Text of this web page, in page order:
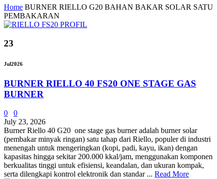
Home BURNER RIELLO G20 BAHAN BAKAR SOLAR SATU
PEMBAKARAN
23
Jul2026
BURNER RIELLO 40 FS20 ONE STAGE GAS
BURNER
0
0
July 23, 2026
Burner Riello 40 G20 one stage gas burner adalah burner solar
(pembakar minyak ringan) satu tahap dari Riello, populer di industri
menengah untuk mengeringkan (kopi, padi, kayu, ikan) dengan
kapasitas hingga sekitar 200.000 kkal/jam, menggunakan komponen
berkualitas tinggi untuk efisiensi, keandalan, dan ukuran kompak,
serta dilengkapi kontrol elektronik dan standar ... Read More